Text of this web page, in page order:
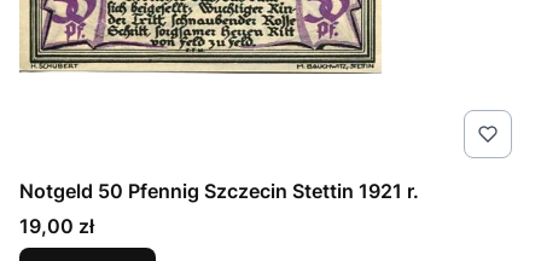
Notgeld 50 Pfennig Szczecin Stettin 1921 r.
Cena
19,00 zł